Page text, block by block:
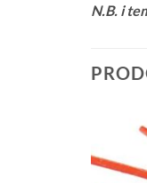
N.B. i